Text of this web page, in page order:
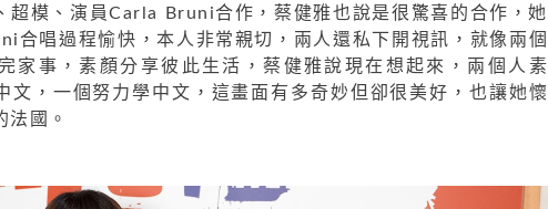
超模、演員Carla Bruni合作，蔡健雅也說是很驚喜的合作，她
合唱過程愉快，本人非常親切，兩人還私下開視訊，就像兩個
家事，素顏分享彼此生活，蔡健雅說現在想起來，兩個人素
文，一個努力學中文，這畫面有多奇妙但卻很美好，也讓她懷
法國。